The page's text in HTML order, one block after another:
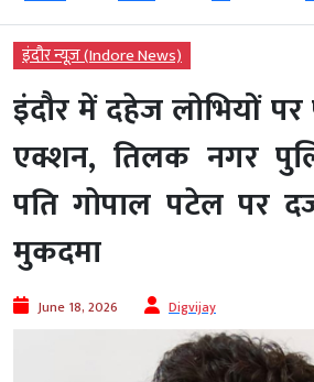
इंदौर न्यूज़ (Indore News)
इंदौर में दहेज लोभियों
एक्शन, तिलक नगर
पति गोपाल पटेल पर
मुकदमा
June 18, 2026 Digvijay